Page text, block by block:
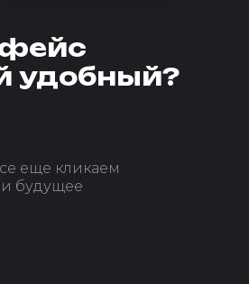
удобный?
еще кликаем
будущее